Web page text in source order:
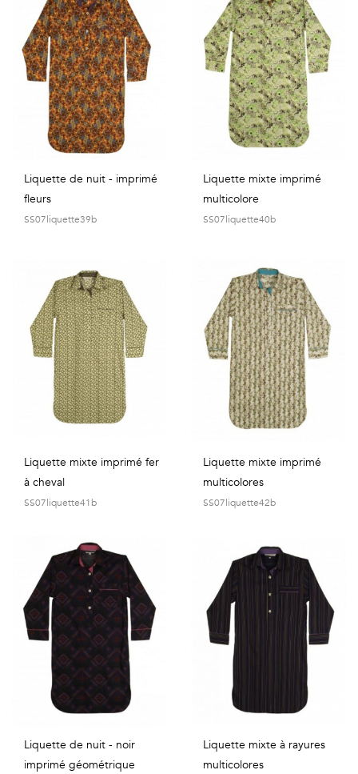
Géométriques
Talents
Métiers
Voyages
Vintage
Liquette de nuit - imprimé
fleurs
SS07liquette39b
Liquette mixte imprimé
multicolore
SS07liquette40b
Liquette mixte imprimé fer
à cheval
SS07liquette41b
Liquette mixte imprimé
multicolores
SS07liquette42b
Liquette de nuit - noir
imprimé géométrique
Liquette mixte à rayures
multicolores